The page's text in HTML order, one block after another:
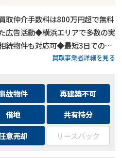
仲介手数料は800万円超で無料
広告活動◆横浜エリアで多数の実
続物件も対応可◆最短3日での売
ルによる徹底サポート買取事業者詳細を見る
故物件
再建築不可
借地
共有持分
意売却 リースバック